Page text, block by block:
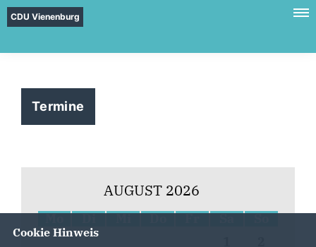
CDU Vienenburg
Termine
AUGUST 2026
Mo Di Mi Do Fr Sa
So
Cookie Hinweis